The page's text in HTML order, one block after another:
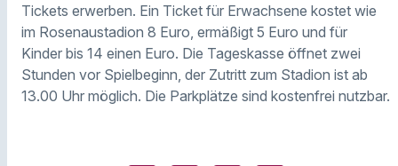
Tickets erwerben. Ein Ticket für Erwachsene kostet wie
im Rosenaustadion 8 Euro, ermäßigt 5 Euro und für
Kinder bis 14 einen Euro. Die Tageskasse öffnet zwei
Stunden vor Spielbeginn, der Zutritt zum Stadion ist ab
13.00 Uhr möglich. Die Parkplätze sind kostenfrei nutzbar.